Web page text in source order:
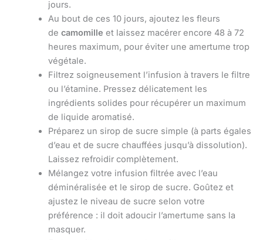
jours.
Au bout de ces 10 jours, ajoutez les fleurs
de camomille et laissez macérer encore 48 à 72
heures maximum, pour éviter une amertume trop
végétale.
Filtrez soigneusement l’infusion à travers le filtre
ou l’étamine. Pressez délicatement les
ingrédients solides pour récupérer un maximum
de liquide aromatisé.
Préparez un sirop de sucre simple (à parts égales
d’eau et de sucre chauffées jusqu’à dissolution).
Laissez refroidir complètement.
Mélangez votre infusion filtrée avec l’eau
déminéralisée et le sirop de sucre. Goûtez et
ajustez le niveau de sucre selon votre
préférence : il doit adoucir l’amertume sans la
masquer.